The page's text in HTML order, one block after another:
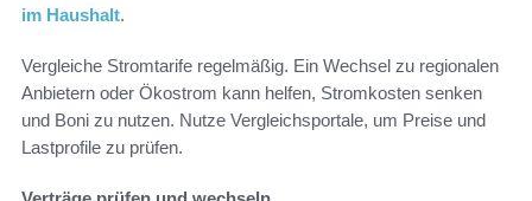
im Haushalt.
Vergleiche Stromtarife regelmäßig. Ein Wechsel zu regionalen
Anbietern oder Ökostrom kann helfen, Stromkosten senken
und Boni zu nutzen. Nutze Vergleichsportale, um Preise und
Lastprofile zu prüfen.